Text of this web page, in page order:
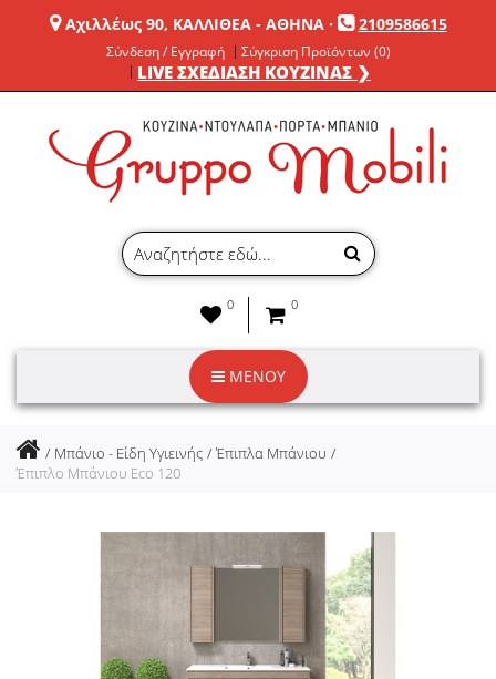
Αχιλλέως 90, ΚΑΛΛΙΘΕΑ - ΑΘΗΝΑ· 2109586615
Σύνδεση / Εγγραφή Σύγκριση Προϊόντων (0)
LIVE ΣΧΕΔΙΑΣΗ ΚΟΥΖΙΝΑΣ ❯
0 0
ΜΕΝΟΥ
Μπάνιο - Είδη Υγιεινής
Έπιπλα Μπάνιου
Έπιπλο Μπάνιου Eco 120